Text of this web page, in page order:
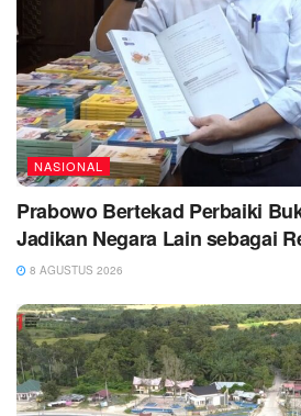
NASIONAL
Prabowo Bertekad Perbaiki
Jadikan Negara Lain sebagai
8 AGUSTUS 2026